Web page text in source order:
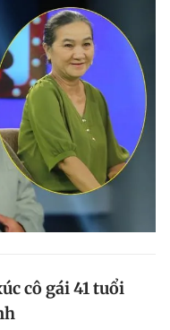
cô gái 41 tuổi